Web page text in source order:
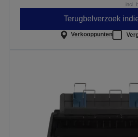
incl.
Terugbelverzoek
Verkooppunten